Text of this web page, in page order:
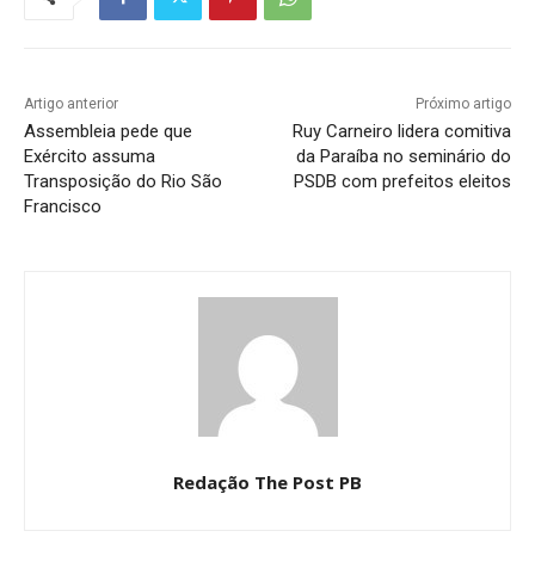
Artigo anterior
Assembleia pede que
Exército assuma
Transposição do Rio São
Francisco
Próximo artigo
Ruy Carneiro lidera comitiva
da Paraíba no seminário do
PSDB com prefeitos eleitos
Redação The Post PB